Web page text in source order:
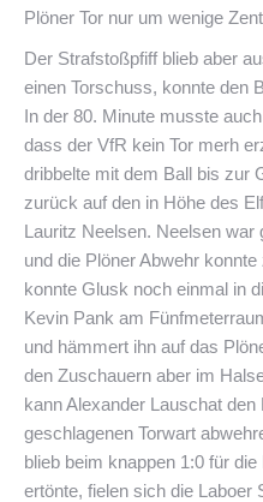
Plöner Tor nur um wenige
Der Strafstoßpfiff blieb aber
einen Torschuss, konnte den
In der 80. Minute musste
dass der VfR kein Tor merh
dribbelte mit dem Ball bis zur
zurück auf den in Höhe des
Lauritz Neelsen. Neelsen
und die Plöner Abwehr
konnte Glusk noch einmal in
Kevin Pank am
und hämmert ihn auf das
den Zuschauern aber im
kann Alexander Lauschat den
geschlagenen Torwart
blieb beim knappen 1:0 für
ertönte, fielen sich die Laboer